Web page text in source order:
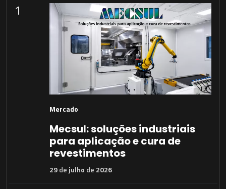
1
Mercado
Mecsul: soluções industriais
para aplicação e cura de
revestimentos
29de julho de 2026